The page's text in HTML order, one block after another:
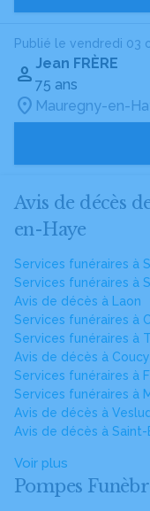
Publié le vendredi 03
Jean FRÈRE
75 ans
Mauregny-en-
Avis de décès
en-Haye
Services funéraires à
Services funéraires à
Avis de décès à Laon
Services funéraires à
Services funéraires à
Avis de décès à
Services funéraires à
Services funéraires à
Avis de décès à Veslud
Avis de décès à
Voir plus
Pompes